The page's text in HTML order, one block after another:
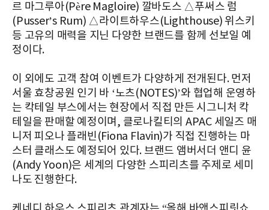
르 마그루아(Père Magloire) 깔바도스 △푸써스 럼
(Pusser’s Rum) △라이트하우스(Lighthouse) 위스키
등 고유의 매력을 지닌 다양한 브랜드를 함께 선보일 예
정이다.
이 외에도 고객 참여 이벤트가 다양하게 전개된다. 먼저
서울 효창공원 인기 바 ‘노츠(NOTES)’와 협업해 운영하
는 칵테일 부스에서는 현장에서 직접 만든 시그니처 칵
테일을 판매할 예정이며, 클로나킬티의 APAC 세일즈 매
니저 피오나 플래빈(Fiona Flavin)가 직접 진행하는 마
스터 클래스도 예정되어 있다. 브랜드 앰버서더 앤디 윤
(Andy Yoon)은 세계의 다양한 스피리츠를 주제로 세미
나도 진행한다.